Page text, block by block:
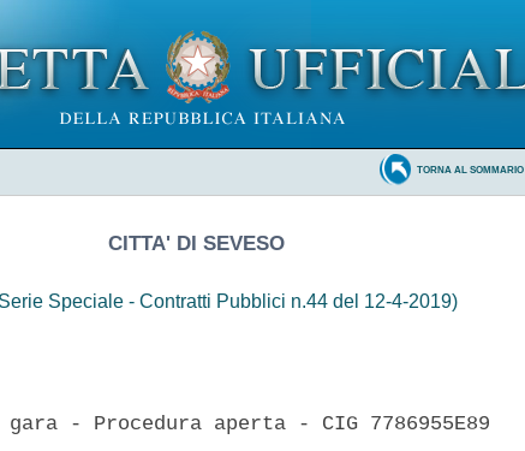
TORNA AL SOMMARIO
CITTA' DI SEVESO
Serie Speciale - Contratti Pubblici n.44 del 12-4-2019)
gara - Procedura aperta - CIG 7786955E89